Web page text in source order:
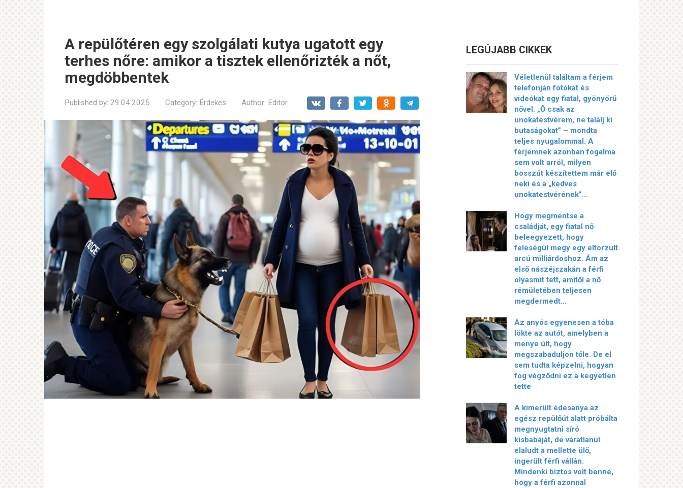
A repülőtéren egy szolgálati kutya ugatott egy
terhes nőre: amikor a tisztek ellenőrizték a nőt,
megdöbbentek
Published by: 29.04.2025 Category: Érdekes Author: Editor
LEGÚJABB CIKKEK
Véletlenül találtam a férjem
telefonján fotókat és
videókat egy fiatal, gyönyörű
nővel. „Ő csak az
unokatestvérem, ne találj ki
butaságokat” – mondta
teljes nyugalommal. A
férjemnek azonban fogalma
sem volt arról, milyen
bosszút készítettem már elő
neki és a „kedves
unokatestvérének”…
Hogy megmentse a
családját, egy fiatal nő
beleegyezett, hogy
feleségül megy egy eltorzult
arcú milliárdoshoz. Ám az
első nászéjszakán a férfi
olyasmit tett, amitől a nő
rémületében teljesen
megdermedt…
Az anyós egyenesen a tóba
lökte az autót, amelyben a
menye ült, hogy
megszabaduljon tőle. De el
sem tudta képzelni, hogyan
fog végződni ez a kegyetlen
tette
A kimerült édesanya az
egész repülőút alatt próbálta
megnyugtatni síró
kisbabáját, de váratlanul
elaludt a mellette ülő,
ingerült férfi vállán.
Mindenki biztos volt benne,
hogy a férfi azonnal